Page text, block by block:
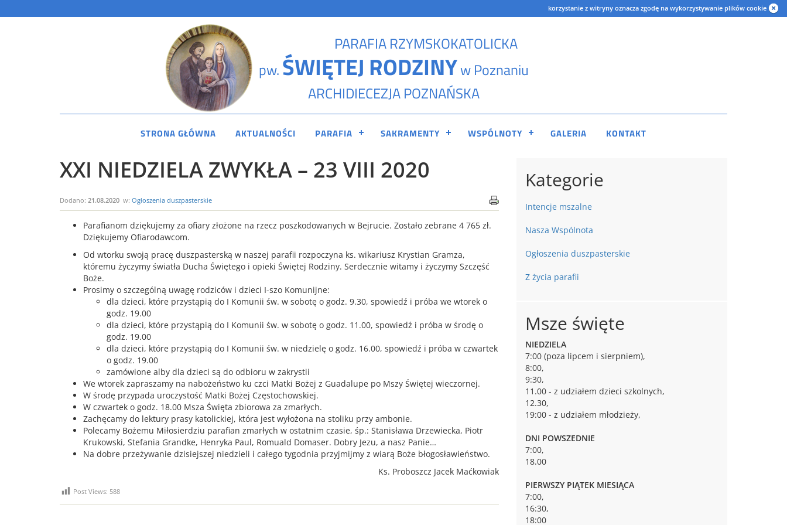
korzystanie z witryny oznacza zgodę na wykorzystywanie plików cookie
PARAFIA RZYMSKOKATOLICKA
pw.ŚWIĘTEJ RODZINYw Poznaniu
ARCHIDIECEZJA POZNAŃSKA
STRONA GŁÓWNA AKTUALNOŚCI PARAFIA SAKRAMENTY WSPÓLNOTY GALERIA KONTAKT
XXI NIEDZIELA ZWYKŁA – 23 VIII 2020
Dodano: 21.08.2020 w: Ogłoszenia duszpasterskie
Parafianom dziękujemy za ofiary złożone na rzecz poszkodowanych w Bejrucie. Zostało zebrane 4 765 zł.
Dziękujemy Ofiarodawcom.
Od wtorku swoją pracę duszpasterską w naszej parafii rozpoczyna ks. wikariusz Krystian Gramza,
któremu życzymy światła Ducha Świętego i opieki Świętej Rodziny. Serdecznie witamy i życzymy Szczęść
Boże.
Prosimy o szczególną uwagę rodziców i dzieci I-szo Komunijne:
dla dzieci, które przystąpią do I Komunii św. w sobotę o godz. 9.30, spowiedź i próba we wtorek o
godz. 19.00
dla dzieci, które przystąpią do I Komunii św. w sobotę o godz. 11.00, spowiedź i próba w środę o
godz. 19.00
dla dzieci, które przystąpią do I Komunii św. w niedzielę o godz. 16.00, spowiedź i próba w czwartek
o godz. 19.00
zamówione alby dla dzieci są do odbioru w zakrystii
We wtorek zapraszamy na nabożeństwo ku czci Matki Bożej z Guadalupe po Mszy Świętej wieczornej.
W środę przypada uroczystość Matki Bożej Częstochowskiej.
W czwartek o godz. 18.00 Msza Święta zbiorowa za zmarłych.
Zachęcamy do lektury prasy katolickiej, która jest wyłożona na stoliku przy ambonie.
Polecamy Bożemu Miłosierdziu parafian zmarłych w ostatnim czasie, śp.: Stanisława Drzewiecka, Piotr
Krukowski, Stefania Grandke, Henryka Paul, Romuald Domaser. Dobry Jezu, a nasz Panie…
Na dobre przeżywanie dzisiejszej niedzieli i całego tygodnia przyjmijmy z wiarą Boże błogosławieństwo.
Ks. Proboszcz Jacek Maćkowiak
Post Views: 588
Kategorie
Intencje mszalne
Nasza Wspólnota
Ogłoszenia duszpasterskie
Z życia parafii
Msze święte
NIEDZIELA
7:00 (poza lipcem i sierpniem),
8:00,
9:30,
11.00 - z udziałem dzieci szkolnych,
12.30,
19:00 - z udziałem młodzieży,
DNI POWSZEDNIE
7:00,
18.00
PIERWSZY PIĄTEK MIESIĄCA
7:00,
16:30,
18:00